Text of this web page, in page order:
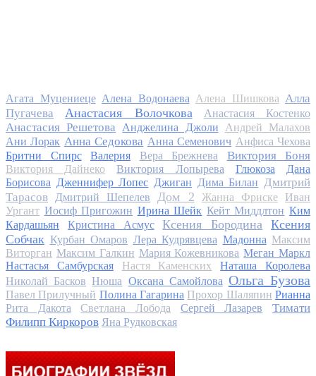
Агата Муцениеце Алена Водонаева Алена Шишкова Алла
Пугачева
Анастасия Волочкова Анастасия Костенко
Анастасия Решетова Анджелина Джоли
Андрей Малахов
Ани Лорак Анна Седокова Анна Семенович Анфиса Чехова
Бритни Спирс
Валерия Вера Брежнева Виктория Боня
Виктория Дайнеко Виктория Лопырева Глюкоза
Дана
Борисова Дженнифер Лопес Джиган Дима Билан Дмитрий
Тарасов
Дмитрий Шепелев Дом 2 Жанна Фриске
Иван
Ургант Иосиф Пригожин Ирина Шейк Кейт Миддлтон Ким
Кардашьян
Кристина Асмус Ксения Бородина
Ксения
Собчак Курбан Омаров Лера Кудрявцева Мадонна Максим
Виторган Максим Галкин Мария Кожевникова Меган Маркл
Настасья Самбурская
Настя Каменских
Наташа Королева
Николай Басков Нюша Оксана Самойлова Ольга Бузова
Павел Прилучный Полина Гагарина Прохор Шаляпин Рианна
Рита Дакота
Светлана Лобода Сергей Лазарев
Тимати
Филипп Киркоров Яна Рудковская